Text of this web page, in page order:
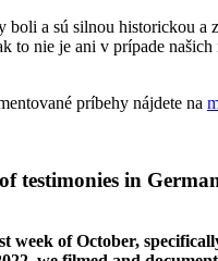
boli a sú silnou historickou a
to nie je ani v prípade našich
príbehy nájdete na
testimonies in
week of October,